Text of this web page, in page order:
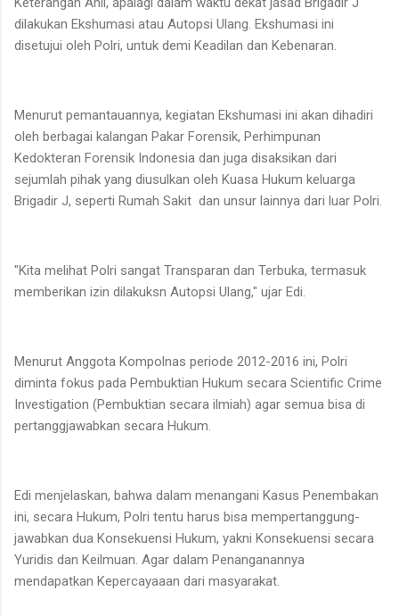
dilakukan Ekshumasi atau Autopsi Ulang. Ekshumasi ini
disetujui oleh Polri, untuk demi Keadilan dan Kebenaran.
Menurut pemantauannya, kegiatan Ekshumasi ini akan dihadiri
oleh berbagai kalangan Pakar Forensik, Perhimpunan
Kedokteran Forensik Indonesia dan juga disaksikan dari
sejumlah pihak yang diusulkan oleh Kuasa Hukum keluarga
Brigadir J, seperti Rumah Sakit dan unsur lainnya dari luar Polri.
"Kita melihat Polri sangat Transparan dan Terbuka, termasuk
memberikan izin dilakuksn Autopsi Ulang," ujar Edi.
Menurut Anggota Kompolnas periode 2012-2016 ini, Polri
diminta fokus pada Pembuktian Hukum secara Scientific Crime
Investigation (Pembuktian secara ilmiah) agar semua bisa di
pertanggjawabkan secara Hukum.
Edi menjelaskan, bahwa dalam menangani Kasus Penembakan
ini, secara Hukum, Polri tentu harus bisa mempertanggung-
jawabkan dua Konsekuensi Hukum, yakni Konsekuensi secara
Yuridis dan Keilmuan. Agar dalam Penanganannya
mendapatkan Kepercayaaan dari masyarakat.